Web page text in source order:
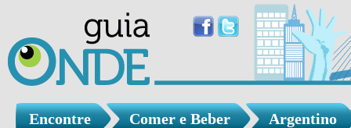
Encontre Comer e Beber Argentino